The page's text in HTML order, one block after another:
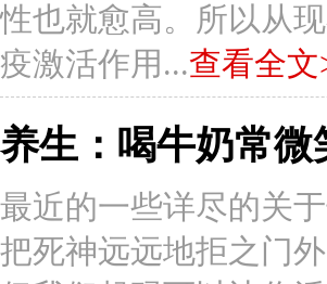
性也就愈高。所以从
疫激活作用...查看全文
养生：喝牛奶常
最近的一些详尽的关
把死神远远地拒之门